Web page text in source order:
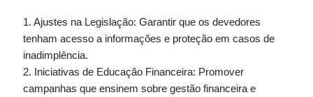
1. Ajustes na Legislação: Garantir que os devedores
tenham acesso a informações e proteção em casos de
inadimplência.
2. Iniciativas de Educação Financeira: Promover
campanhas que ensinem sobre gestão financeira e